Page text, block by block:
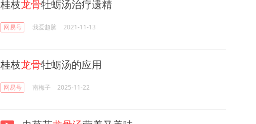
桂枝龙骨牡蛎汤治疗遗精
网易号 我爱超脑 2021-11-13
桂枝龙骨牡蛎汤的应用
网易号 南梅子 2025-11-22